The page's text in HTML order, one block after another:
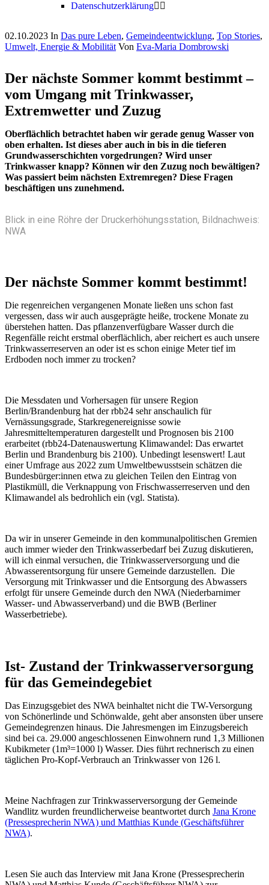
Datenschutzerklärung
02.10.2023 In Das pure Leben, Gemeindeentwicklung, Top Stories,
Umwelt, Energie & Mobilität Von Eva-Maria Dombrowski
Der nächste Sommer kommt bestimmt –
vom Umgang mit Trinkwasser,
Extremwetter und Zuzug
Oberflächlich betrachtet haben wir gerade genug Wasser von
oben erhalten. Ist dieses aber auch in bis in die tieferen
Grundwasserschichten vorgedrungen? Wird unser
Trinkwasser knapp? Können wir den Zuzug noch bewältigen?
Was passiert beim nächsten Extremregen? Diese Fragen
beschäftigen uns zunehmend.
Blick in eine Röhre der Druckerhöhungsstation, Bildnachweis:
NWA
Der nächste Sommer kommt bestimmt!
Die regenreichen vergangenen Monate ließen uns schon fast
vergessen, dass wir auch ausgeprägte heiße, trockene Monate zu
überstehen hatten. Das pflanzenverfügbare Wasser durch die
Regenfälle reicht erstmal oberflächlich, aber reichert es auch unsere
Trinkwasserreserven an oder ist es schon einige Meter tief im
Erdboden noch immer zu trocken?
Die Messdaten und Vorhersagen für unsere Region
Berlin/Brandenburg hat der rbb24 sehr anschaulich für
Vernässungsgrade, Starkregenereignisse sowie
Jahresmitteltemperaturen dargestellt und Prognosen bis 2100
erarbeitet (rbb24-Datenauswertung Klimawandel: Das erwartet
Berlin und Brandenburg bis 2100). Unbedingt lesenswert! Laut
einer Umfrage aus 2022 zum Umweltbewusstsein schätzen die
Bundesbürger:innen etwa zu gleichen Teilen den Eintrag von
Plastikmüll, die Verknappung von Frischwasserreserven und den
Klimawandel als bedrohlich ein (vgl. Statista).
Da wir in unserer Gemeinde in den kommunalpolitischen Gremien
auch immer wieder den Trinkwasserbedarf bei Zuzug diskutieren,
will ich einmal versuchen, die Trinkwasserversorgung und die
Abwasserentsorgung für unsere Gemeinde darzustellen. Die
Versorgung mit Trinkwasser und die Entsorgung des Abwassers
erfolgt für unsere Gemeinde durch den NWA (Niederbarnimer
Wasser- und Abwasserverband) und die BWB (Berliner
Wasserbetriebe).
Ist- Zustand der Trinkwasserversorgung
für das Gemeindegebiet
Das Einzugsgebiet des NWA beinhaltet nicht die TW-Versorgung
von Schönerlinde und Schönwalde, geht aber ansonsten über unsere
Gemeindegrenzen hinaus. Die Jahresmengen im Einzugsbereich
sind bei ca. 29.000 angeschlossenen Einwohnern rund 1,3 Millionen
Kubikmeter (1m³=1000 l) Wasser. Dies führt rechnerisch zu einen
täglichen Pro-Kopf-Verbrauch an Trinkwasser von 126 l.
Meine Nachfragen zur Trinkwasserversorgung der Gemeinde
Wandlitz wurden freundlicherweise beantwortet durch Jana Krone
(Pressesprecherin NWA) und Matthias Kunde (Geschäftsführer
NWA).
Lesen Sie auch das Interview mit Jana Krone (Pressesprecherin